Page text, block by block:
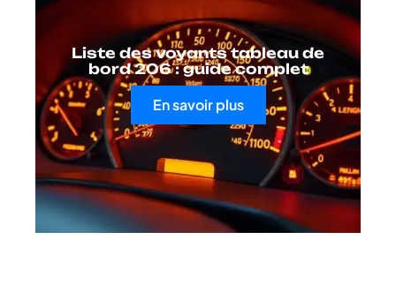
Liste des voyants tableau de
bord 206 : guide complet
En savoir plus